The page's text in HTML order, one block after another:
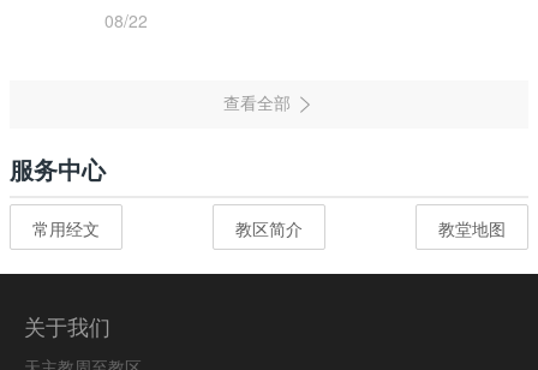
08/22
服务中心
常用经文 教区简介 教堂地图
关于我们